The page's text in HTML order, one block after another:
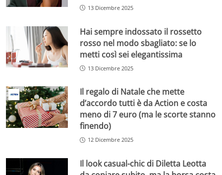
13 Dicembre 2025
Hai sempre indossato il rossetto
rosso nel modo sbagliato: se lo
metti così sei elegantissima
13 Dicembre 2025
Il regalo di Natale che mette
d’accordo tutti è da Action e costa
meno di 7 euro (ma le scorte stanno
finendo)
12 Dicembre 2025
Il look casual-chic di Diletta Leotta